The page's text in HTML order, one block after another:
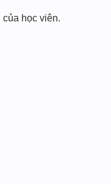
học viên.